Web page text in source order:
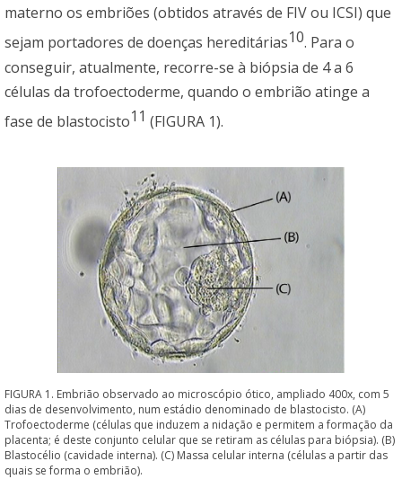
materno os embriões (obtidos através de FIV ou ICSI) que
sejam portadores de doenças hereditárias10. Para o
conseguir, atualmente, recorre-se à biópsia de 4 a 6
células da trofoectoderme, quando o embrião atinge a
fase de blastocisto11 (FIGURA 1).
FIGURA 1. Embrião observado ao microscópio ótico, ampliado 400x, com 5
dias de desenvolvimento, num estádio denominado de blastocisto. (A)
Trofoectoderme (células que induzem a nidação e permitem a formação da
placenta; é deste conjunto celular que se retiram as células para biópsia). (B)
Blastocélio (cavidade interna). (C) Massa celular interna (células a partir das
quais se forma o embrião).